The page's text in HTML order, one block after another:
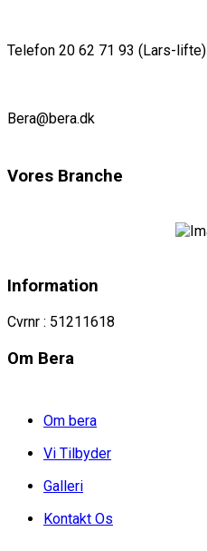
Telefon 20 62 71 93 (Lars-lifte)
Bera@bera.dk
Vores Branche
Information
Cvrnr : 51211618
Om Bera
Om bera
Vi Tilbyder
Galleri
Kontakt Os